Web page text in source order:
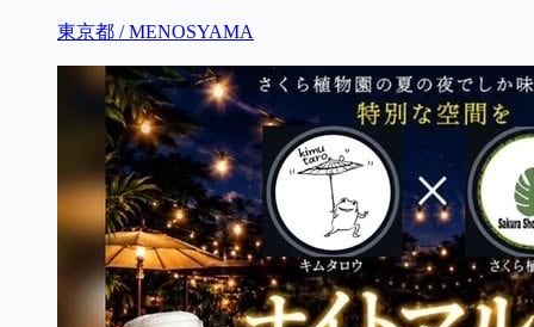
東京都 / MENOSYAMA